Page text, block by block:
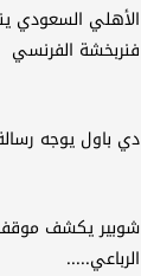
الأهلي السعودي
فنربخشة الفرنسي
دي باول يوجه
شوبير يكشف
الرباعي.....